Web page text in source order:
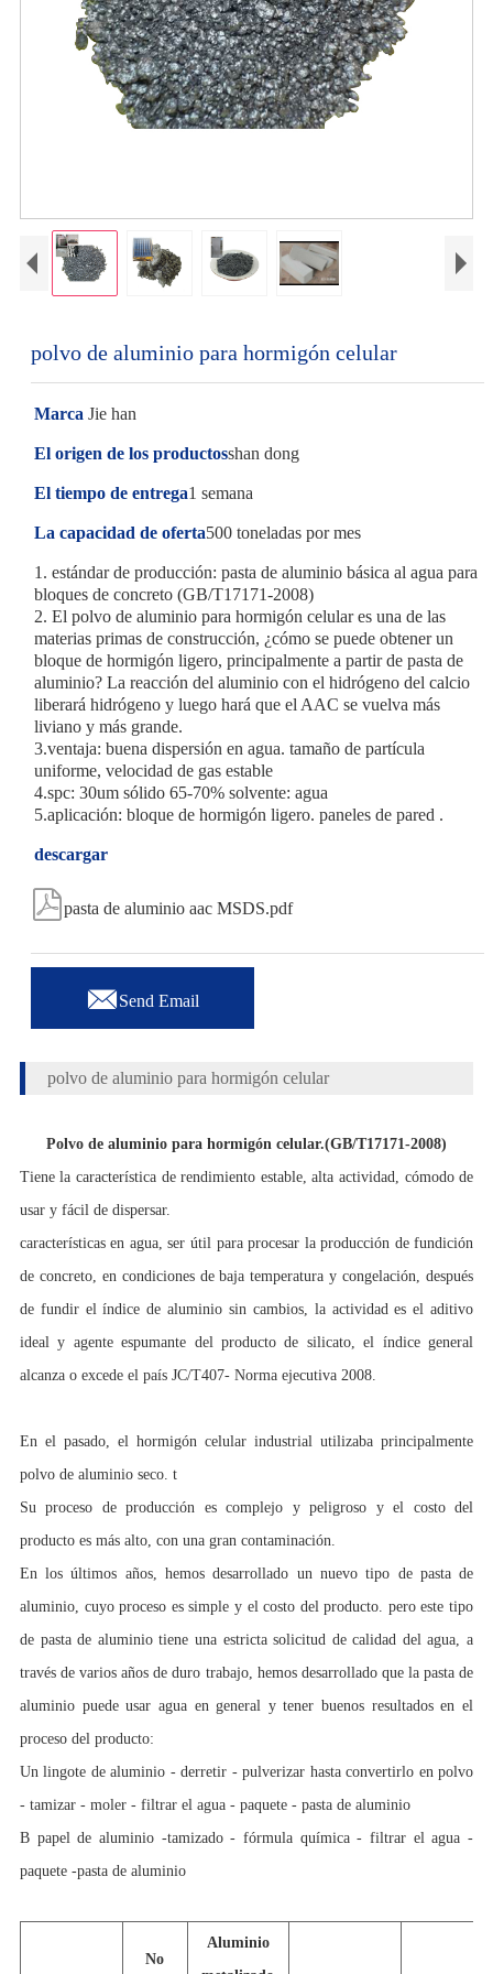
polvo de aluminio para hormigón celular
Marca Jie han
El origen de los productosshan dong
El tiempo de entrega1 semana
La capacidad de oferta500 toneladas por mes
1. estándar de producción: pasta de aluminio básica al agua para
bloques de concreto (GB/T17171-2008)
2. El polvo de aluminio para hormigón celular es una de las
materias primas de construcción, ¿cómo se puede obtener un
bloque de hormigón ligero, principalmente a partir de pasta de
aluminio? La reacción del aluminio con el hidrógeno del calcio
liberará hidrógeno y luego hará que el AAC se vuelva más
liviano y más grande.
3.ventaja: buena dispersión en agua. tamaño de partícula
uniforme, velocidad de gas estable
4.spc: 30um sólido 65-70% solvente: agua
5.aplicación: bloque de hormigón ligero. paneles de pared .
descargar
pasta de aluminio aac MSDS.pdf
Send Email
polvo de aluminio para hormigón celular
Polvo de aluminio para hormigón celular.(GB/T17171-2008)
Tiene la característica de rendimiento estable, alta actividad, cómodo de
usar y fácil de dispersar.
características en agua, ser útil para procesar la producción de fundición
de concreto, en condiciones de baja temperatura y congelación, después
de fundir el índice de aluminio sin cambios, la actividad es el aditivo
ideal y agente espumante del producto de silicato, el índice general
alcanza o excede el país JC/T407- Norma ejecutiva 2008.
En el pasado, el hormigón celular industrial utilizaba principalmente
polvo de aluminio seco. t
Su proceso de producción es complejo y peligroso y el costo del
producto es más alto, con una gran contaminación.
En los últimos años, hemos desarrollado un nuevo tipo de pasta de
aluminio, cuyo proceso es simple y el costo del producto. pero este tipo
de pasta de aluminio tiene una estricta solicitud de calidad del agua, a
través de varios años de duro trabajo, hemos desarrollado que la pasta de
aluminio puede usar agua en general y tener buenos resultados en el
proceso del producto:
Un lingote de aluminio - derretir - pulverizar hasta convertirlo en polvo
- tamizar - moler - filtrar el agua - paquete - pasta de aluminio
B papel de aluminio -tamizado - fórmula química - filtrar el agua -
paquete -pasta de aluminio
No
Aluminio